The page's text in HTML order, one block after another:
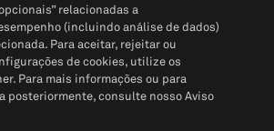
relacionadas a
(incluindo análise de dados)
Para aceitar, rejeitar ou
de cookies, utilize os
Para mais informações ou para
posteriormente, consulte nosso Aviso